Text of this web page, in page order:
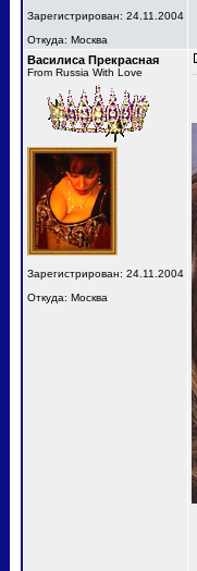
Зарегистрирован: 24.11.2004
Откуда: Москва
Василиса Прекрасная
From Russia With Love
Зарегистрирован: 24.11.2004
Откуда: Москва